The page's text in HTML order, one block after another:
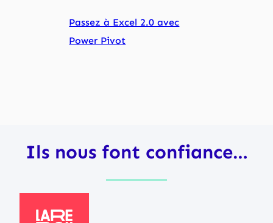
Passez à Excel 2.0 avec
Power Pivot
Ils nous font confiance…